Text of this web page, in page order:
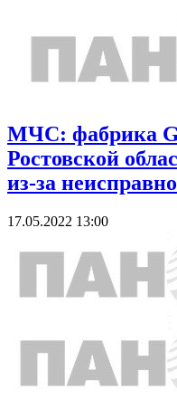
МЧС: фабрика
Ростовской
из-за
17.05.2022 13:00